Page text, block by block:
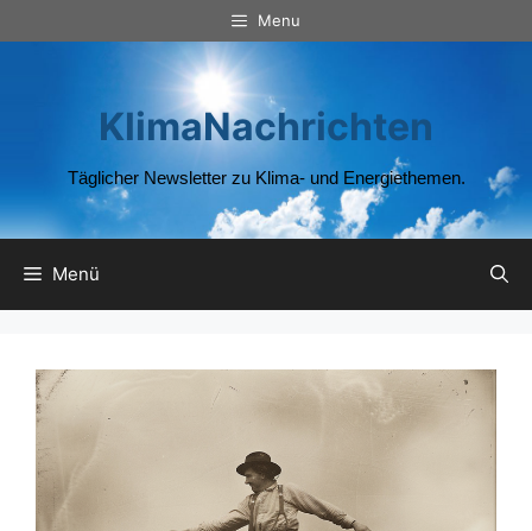
Inhalt
Menu
KlimaNachrichten
Täglicher Newsletter zu Klima- und Energiethemen.
Menü